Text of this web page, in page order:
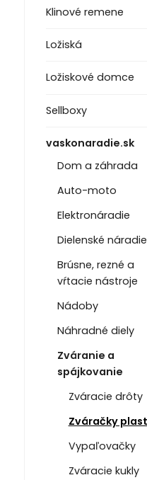
Klinové remene
Ložiská
Ložiskové domce
Sellboxy
vaskonaradie.sk
Dom a záhrada
Auto-moto
Elektronáradie
Dielenské náradie
Brúsne, rezné a
vŕtacie nástroje
Nádoby
Náhradné diely
Zváranie a
spájkovanie
Zváracie drôty
Zváračky
Vypaľovačky
Zváracie kukly